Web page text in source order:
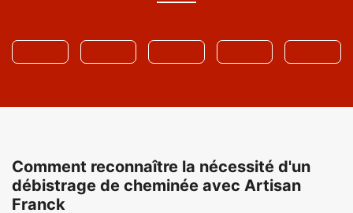
Comment reconnaître la nécessité d'un
débistrage de cheminée avec Artisan
Franck